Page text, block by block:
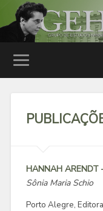
HANNAH ARENDT
Sônia Maria Schio
Porto Alegre,